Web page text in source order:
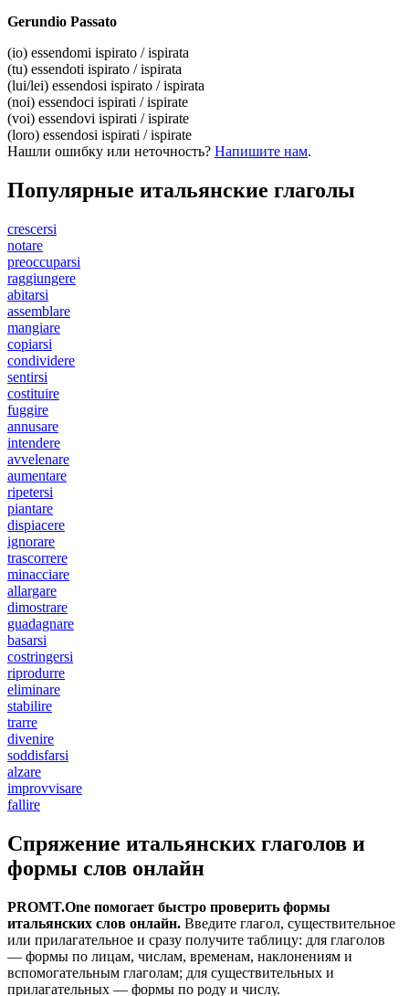
Gerundio Passato
(io) essendomi ispirato / ispirata
(tu) essendoti ispirato / ispirata
(lui/lei) essendosi ispirato / ispirata
(noi) essendoci ispirati / ispirate
(voi) essendovi ispirati / ispirate
(loro) essendosi ispirati / ispirate
Нашли ошибку или неточность? Напишите нам.
Популярные итальянские глаголы
crescersi
notare
preoccuparsi
raggiungere
abitarsi
assemblare
mangiare
copiarsi
condividere
sentirsi
costituire
fuggire
annusare
intendere
avvelenare
aumentare
ripetersi
piantare
dispiacere
ignorare
trascorrere
minacciare
allargare
dimostrare
guadagnare
basarsi
costringersi
riprodurre
eliminare
stabilire
trarre
divenire
soddisfarsi
alzare
improvvisare
fallire
Спряжение итальянских глаголов и
формы слов онлайн
PROMT.One помогает быстро проверить формы
итальянских слов онлайн. Введите глагол, существительное
или прилагательное и сразу получите таблицу: для глаголов
— формы по лицам, числам, временам, наклонениям и
вспомогательным глаголам; для существительных и
прилагательных — формы по роду и числу.